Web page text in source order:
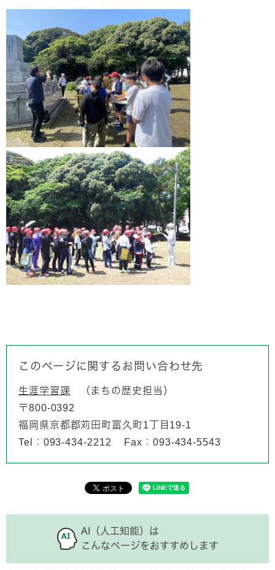
このページに関するお問い合わせ先
生涯学習課
まちの歴史担当
〒800-0392
福岡県京都郡苅田町富久町1丁目19-1
Tel：093-434-2212
Fax：093-434-5543
AI（人工知能）は
こんなページをおすすめします